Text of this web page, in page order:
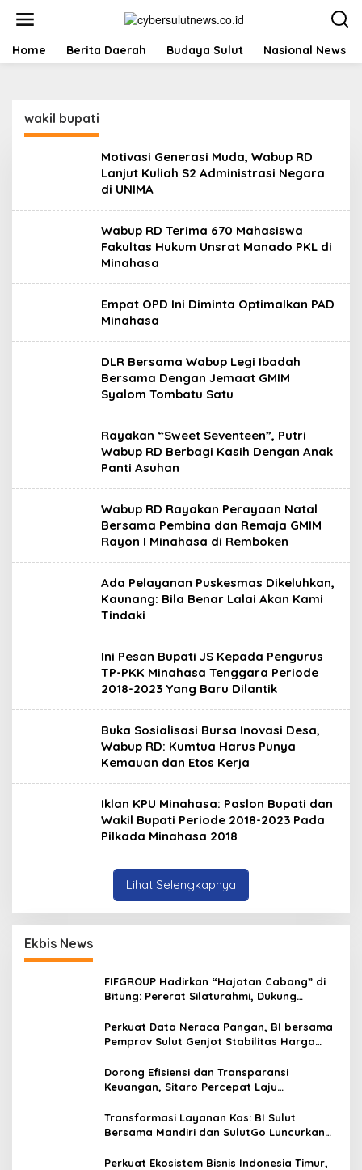
t
Home Berita Daerah Budaya Sulut Nasional News
wakil bupati
Motivasi Generasi Muda, Wabup RD
Lanjut Kuliah S2 Administrasi Negara
di UNIMA
Wabup RD Terima 670 Mahasiswa
Fakultas Hukum Unsrat Manado PKL di
Minahasa
Empat OPD Ini Diminta Optimalkan PAD
Minahasa
DLR Bersama Wabup Legi Ibadah
Bersama Dengan Jemaat GMIM
Syalom Tombatu Satu
Rayakan “Sweet Seventeen”, Putri
Wabup RD Berbagi Kasih Dengan Anak
Panti Asuhan
Wabup RD Rayakan Perayaan Natal
Bersama Pembina dan Remaja GMIM
Rayon I Minahasa di Remboken
Ada Pelayanan Puskesmas Dikeluhkan,
Kaunang: Bila Benar Lalai Akan Kami
Tindaki
Ini Pesan Bupati JS Kepada Pengurus
TP-PKK Minahasa Tenggara Periode
2018-2023 Yang Baru Dilantik
Buka Sosialisasi Bursa Inovasi Desa,
Wabup RD: Kumtua Harus Punya
Kemauan dan Etos Kerja
Iklan KPU Minahasa: Paslon Bupati dan
Wakil Bupati Periode 2018-2023 Pada
Pilkada Minahasa 2018
Lihat Selengkapnya
Ekbis News
FIFGROUP Hadirkan “Hajatan Cabang” di
Bitung: Pererat Silaturahmi, Dukung
Promo Khusus
Perkuat Data Neraca Pangan, BI bersama
Pemprov Sulut Genjot Stabilitas Harga
Dorong Efisiensi dan Transparansi
Keuangan, Sitaro Percepat Laju
Transformasi Layanan Kas: BI Sulut
Bersama Mandiri dan SulutGo Luncurkan
Kepulauan
Perkuat Ekosistem Bisnis Indonesia Timur,